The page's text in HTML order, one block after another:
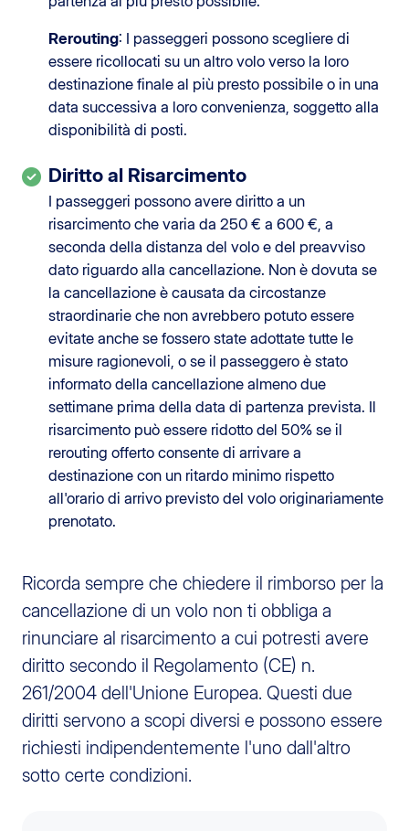
Rerouting: I passeggeri possono scegliere di
essere ricollocati su un altro volo verso la loro
destinazione finale al più presto possibile o in una
data successiva a loro convenienza, soggetto alla
disponibilità di posti.
Diritto al Risarcimento
I passeggeri possono avere diritto a un
risarcimento che varia da 250 € a 600 €, a
seconda della distanza del volo e del preavviso
dato riguardo alla cancellazione. Non è dovuta se
la cancellazione è causata da circostanze
straordinarie che non avrebbero potuto essere
evitate anche se fossero state adottate tutte le
misure ragionevoli, o se il passeggero è stato
informato della cancellazione almeno due
settimane prima della data di partenza prevista. Il
risarcimento può essere ridotto del 50% se il
rerouting offerto consente di arrivare a
destinazione con un ritardo minimo rispetto
all'orario di arrivo previsto del volo originariamente
prenotato.
Ricorda sempre che chiedere il rimborso per la
cancellazione di un volo non ti obbliga a
rinunciare al risarcimento a cui potresti avere
diritto secondo il Regolamento (CE) n.
261/2004 dell'Unione Europea. Questi due
diritti servono a scopi diversi e possono essere
richiesti indipendentemente l'uno dall'altro
sotto certe condizioni.